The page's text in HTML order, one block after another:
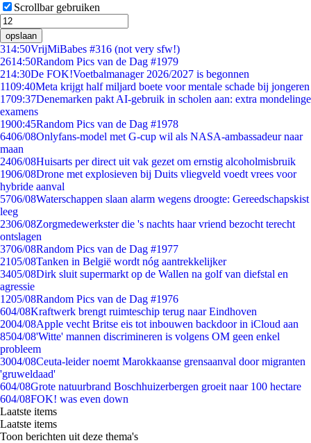
Scrollbar gebruiken
opslaan
314:50VrijMiBabes #316 (not very sfw!)
2614:50Random Pics van de Dag #1979
214:30De FOK!Voetbalmanager 2026/2027 is begonnen
1109:40Meta krijgt half miljard boete voor mentale schade bij jongeren
1709:37Denemarken pakt AI-gebruik in scholen aan: extra mondelinge
examens
1900:45Random Pics van de Dag #1978
6406/08Onlyfans-model met G-cup wil als NASA-ambassadeur naar
maan
2406/08Huisarts per direct uit vak gezet om ernstig alcoholmisbruik
1906/08Drone met explosieven bij Duits vliegveld voedt vrees voor
hybride aanval
5706/08Waterschappen slaan alarm wegens droogte: Gereedschapskist
leeg
2306/08Zorgmedewerkster die 's nachts haar vriend bezocht terecht
ontslagen
3706/08Random Pics van de Dag #1977
2105/08Tanken in België wordt nóg aantrekkelijker
3405/08Dirk sluit supermarkt op de Wallen na golf van diefstal en
agressie
1205/08Random Pics van de Dag #1976
604/08Kraftwerk brengt ruimteschip terug naar Eindhoven
2004/08Apple vecht Britse eis tot inbouwen backdoor in iCloud aan
8504/08'Witte' mannen discrimineren is volgens OM geen enkel
probleem
3004/08Ceuta-leider noemt Marokkaanse grensaanval door migranten
'gruweldaad'
604/08Grote natuurbrand Boschhuizerbergen groeit naar 100 hectare
604/08FOK! was even down
Laatste items
Laatste items
Toon berichten uit deze thema's